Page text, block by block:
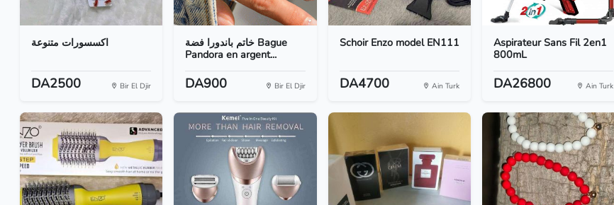
اكسسورات متنوعة
DA2500 Bir El Djir
خاتم باندورا فضة Bague
Pandora en argent...
DA900 Bir El Djir
Schoir Enzo model EN111
DA4700 Ain Turk
Aspirateur Sans Fil 2en1
800mL
DA26800 Ain Turk